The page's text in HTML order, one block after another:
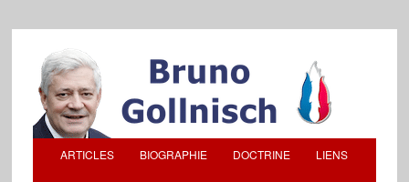
ARTICLES BIOGRAPHIE DOCTRINE LIENS